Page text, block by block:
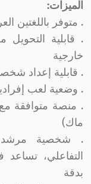
الميزات:
. متوفر باللغتين
. قابلية التحويل
خارجية
. قابلية إعداد
. وضعية لعب
. منصة متوافقة
ماك)
. شخصية مرشد
التفاعلي،
بدقة